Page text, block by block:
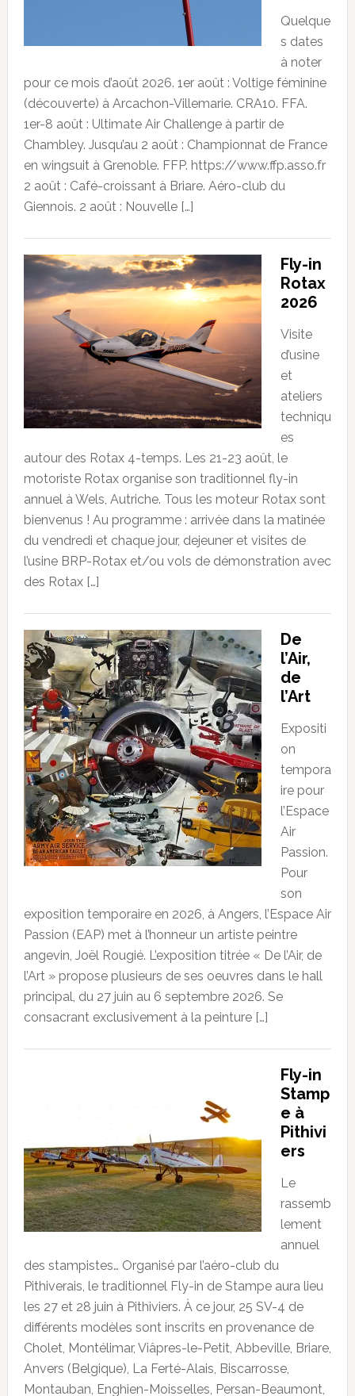
Quelque
s dates
à noter
pour ce mois d’août 2026. 1er août : Voltige féminine
(découverte) à Arcachon-Villemarie. CRA10. FFA.
1er-8 août : Ultimate Air Challenge à partir de
Chambley. Jusqu’au 2 août : Championnat de France
en wingsuit à Grenoble. FFP. https://www.ffp.asso.fr
2 août : Café-croissant à Briare. Aéro-club du
Giennois. 2 août : Nouvelle […]
Fly-in
Rotax
2026
Visite
d’usine
et
ateliers
techniqu
es
autour des Rotax 4-temps. Les 21-23 août, le
motoriste Rotax organise son traditionnel fly-in
annuel à Wels, Autriche. Tous les moteur Rotax sont
bienvenus ! Au programme : arrivée dans la matinée
du vendredi et chaque jour, dejeuner et visites de
l’usine BRP-Rotax et/ou vols de démonstration avec
des Rotax […]
De
l’Air,
de
l’Art
Expositi
on
tempora
ire pour
l’Espace
Air
Passion.
Pour
son
exposition temporaire en 2026, à Angers, l’Espace Air
Passion (EAP) met à l’honneur un artiste peintre
angevin, Joël Rougié. L’exposition titrée « De l’Air, de
l’Art » propose plusieurs de ses oeuvres dans le hall
principal, du 27 juin au 6 septembre 2026. Se
consacrant exclusivement à la peinture […]
Fly-in
Stamp
e à
Pithivi
ers
Le
rassemb
lement
annuel
des stampistes… Organisé par l’aéro-club du
Pithiverais, le traditionnel Fly-in de Stampe aura lieu
les 27 et 28 juin à Pithiviers. À ce jour, 25 SV-4 de
différents modèles sont inscrits en provenance de
Cholet, Montélimar, Viâpres-le-Petit, Abbeville, Briare,
Anvers (Belgique), La Ferté-Alais, Biscarrosse,
Montauban, Enghien-Moisselles, Persan-Beaumont,